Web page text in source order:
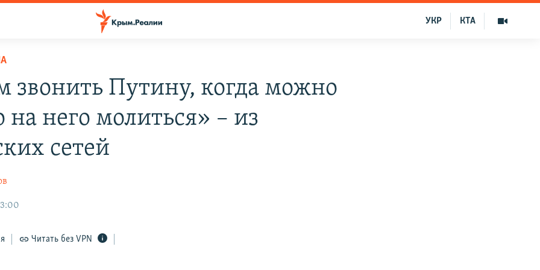
КТА
УКР
звонить Путину, когда можно
на него молиться» – из
сетей
Читать без VPN